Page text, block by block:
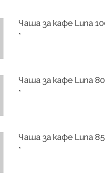
Чаша за кафе Luna
*
Чаша за кафе Luna
*
Чаша за кафе Luna
*